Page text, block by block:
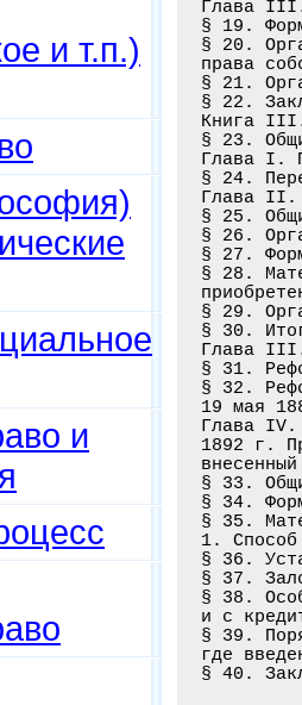
и т.п.)
и
Глава III.
§ 19.
§ 20.
права
§ 21.
§ 22.
Книга III.
§ 23.
Глава I.
§ 24.
Глава II.
§ 25.
§ 26.
§ 27.
§ 28.
§ 29.
§ 30.
Глава III.
§ 31.
§ 32.
19
Глава IV.
1892 г.
§ 33.
§ 34.
§ 35.
1. Способ
§ 36.
§ 37.
§ 38.
и с
§ 39.
где